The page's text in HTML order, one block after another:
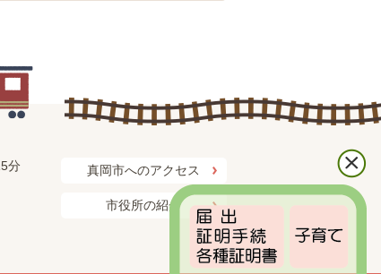
分
真岡市へのアクセス
市役所の紹介